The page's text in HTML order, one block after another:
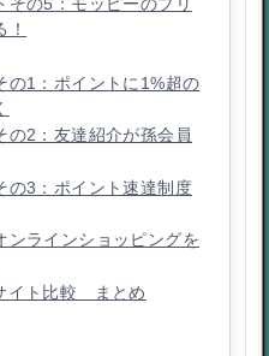
の1：ポイントに1%超の
の2：友達紹介が孫会員
の3：ポイント速達制度
ンラインショッピングを
イト比較 まとめ